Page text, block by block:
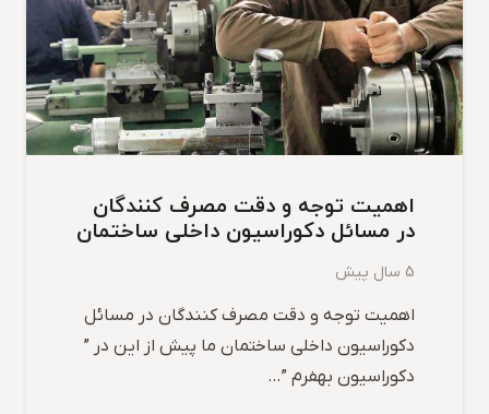
اهمیت توجه و دقت مصرف کنندگان
در مسائل دکوراسیون داخلی ساختمان
5 سال پیش
اهمیت توجه و دقت مصرف کنندگان در مسائل
دکوراسیون داخلی ساختمان ما پیش از این در ”
دکوراسیون بهفرم ”…